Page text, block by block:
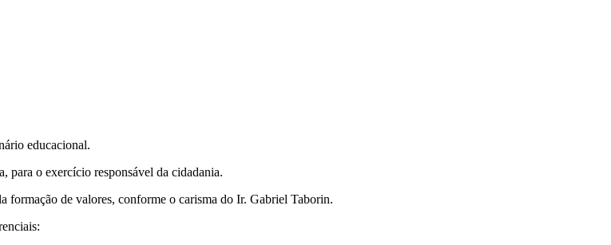
educacional.
para o exercício responsável da cidadania.
formação de valores, conforme o carisma do Ir. Gabriel Taborin.